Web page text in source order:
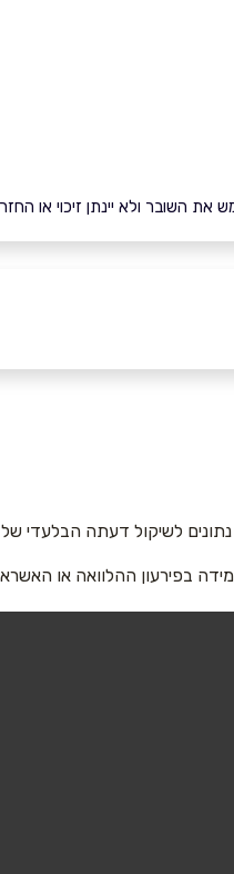
השובר ולא יינתן זיכוי או החזר
לשיקול דעתה הבלעדי
בפירעון ההלוואה או